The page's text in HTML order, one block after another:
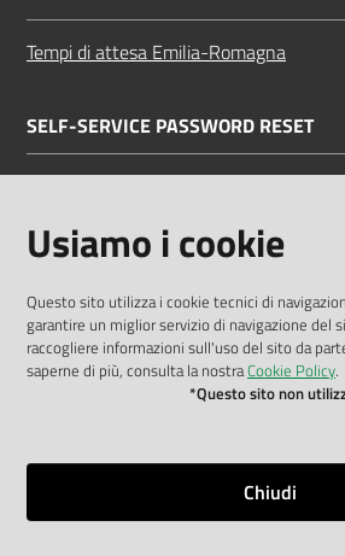
Tempi di attesa Emilia-Romagna
SELF-SERVICE PASSWORD RESET
Dichiarazione di accessibilità
Privacy policy
Mappa del sito
Usiamo i cookie
Questo sito utilizza i cookie tecnici di
garantire un miglior servizio di navigazione del
raccogliere informazioni sull'uso del sito da
saperne di più, consulta la nostraCookie Policy.
*Questo sito non
Chiudi